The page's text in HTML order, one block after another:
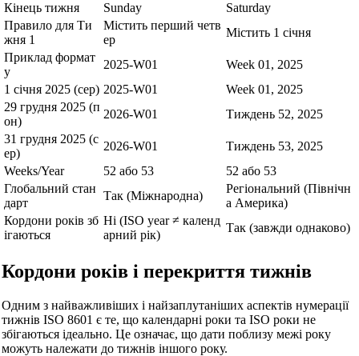
Кінець тижня
Sunday
Saturday
Правило для Ти
жня 1
Містить перший четв
ер
Містить 1 січня
Приклад формат
у
2025-W01
Week 01, 2025
1 січня 2025 (сер) 2025-W01
Week 01, 2025
29 грудня 2025 (п
он)
2026-W01
Тиждень 52, 2025
31 грудня 2025 (с
ер)
2026-W01
Тиждень 53, 2025
Weeks/Year
52 або 53
52 або 53
Глобальний стан
дарт
Так (Міжнародна)
Регіональний (Північн
а Америка)
Кордони років зб
ігаються
Ні (ISO year ≠ календ
арний рік)
Так (завжди однаково)
Кордони років і перекриття тижнів
Одним з найважливіших і найзаплутаніших аспектів нумерації
тижнів ISO 8601 є те, що календарні роки та ISO роки не
збігаються ідеально. Це означає, що дати поблизу межі року
можуть належати до тижнів іншого року.